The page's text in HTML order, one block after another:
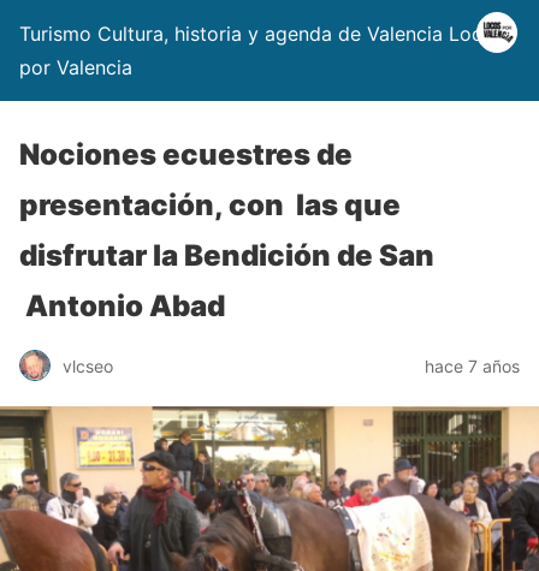
Turismo Cultura, historia y agenda de Valencia Locos
por Valencia
Nociones ecuestres de
presentación, con las que
disfrutar la Bendición de San
Antonio Abad
vlcseo hace 7 años